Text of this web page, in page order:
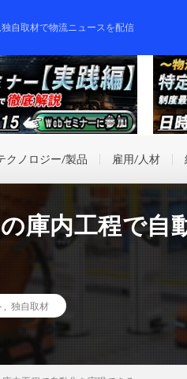
自取材で物流ニュースを配信
クノロジー/製品 雇用/人材
庫内工程で自
独自取材